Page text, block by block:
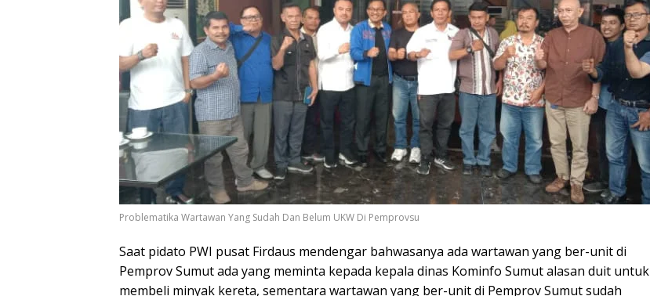
Problematika Wartawan Yang Sudah Dan Belum UKW Di Pemprovsu
Saat pidato PWI pusat Firdaus mendengar bahwasanya ada wartawan yang ber-unit di
Pemprov Sumut ada yang meminta kepada kepala dinas Kominfo Sumut alasan duit untuk
membeli minyak kereta, sementara wartawan yang ber-unit di Pemprov Sumut sudah